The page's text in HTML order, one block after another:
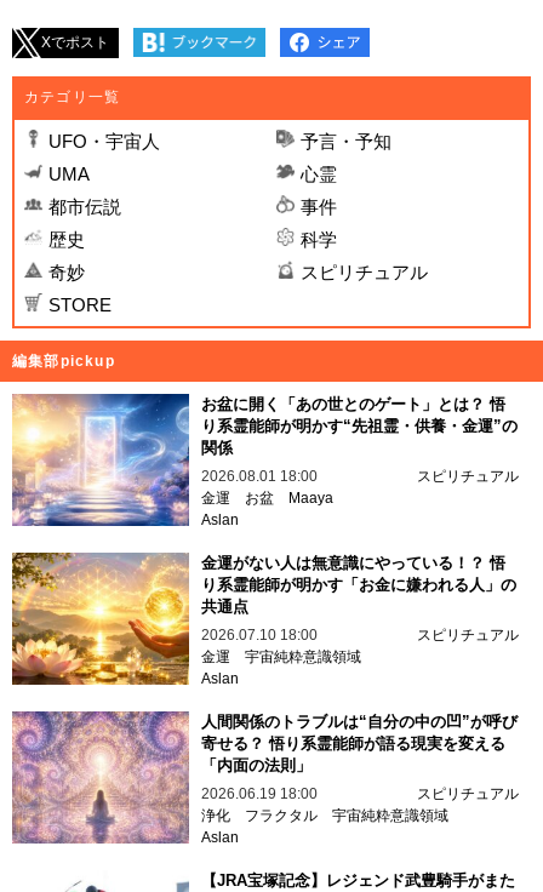
Xでポスト
カテゴリ一覧
UFO・宇宙人
予言・予知
UMA
心霊
都市伝説
事件
歴史
科学
奇妙
スピリチュアル
STORE
編集部pickup
お盆に開く「あの世とのゲート」とは？ 悟
り系霊能師が明かす“先祖霊・供養・金運”の
関係
2026.08.01 18:00
スピリチュアル
金運
お盆
Maaya
Aslan
金運がない人は無意識にやっている！？ 悟
り系霊能師が明かす「お金に嫌われる人」の
共通点
2026.07.10 18:00
スピリチュアル
金運 宇宙純粋意識領域
Aslan
人間関係のトラブルは“自分の中の凹”が呼び
寄せる？ 悟り系霊能師が語る現実を変える
「内面の法則」
2026.06.19 18:00
スピリチュアル
浄化
フラクタル 宇宙純粋意識領域
Aslan
【JRA宝塚記念】レジェンド武豊騎手がまた